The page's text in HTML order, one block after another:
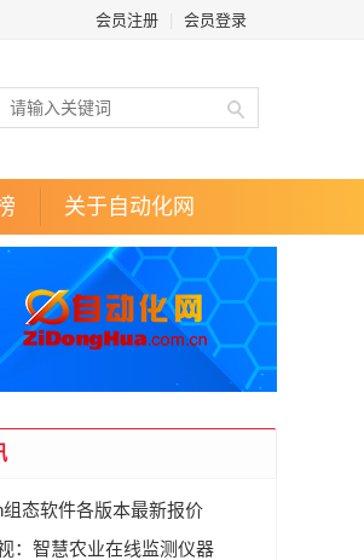
会员注册 会员登录
关于自动化网
组态软件各版本最新报价
：智慧农业在线监测仪器